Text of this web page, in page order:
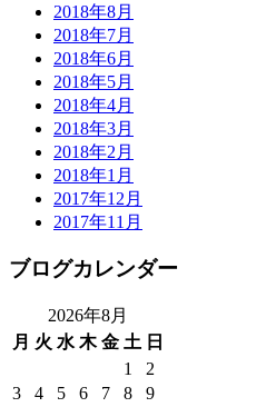
2018年8月
2018年7月
2018年6月
2018年5月
2018年4月
2018年3月
2018年2月
2018年1月
2017年12月
2017年11月
ブログカレンダー
2026年8月
月 火 水 木 金 土 日
1
2
3
4 5 6 7 8
9